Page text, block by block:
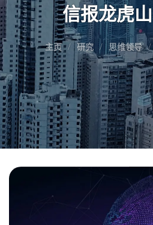
信报龙虎
主页 研究 思维领导